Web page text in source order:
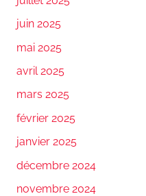
juin 2025
mai 2025
avril 2025
mars 2025
février 2025
janvier 2025
décembre 2024
novembre 2024